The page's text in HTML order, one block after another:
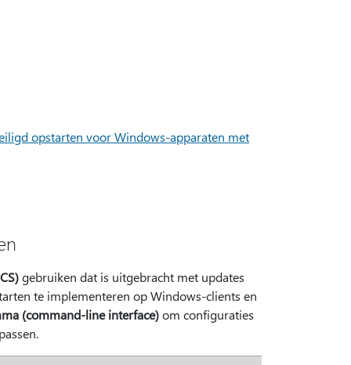
opstarten voor Windows-apparaten met
gebruiken dat is uitgebracht met updates
te implementeren op Windows-clients en
(command-line interface)om configuraties